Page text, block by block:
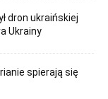
dron ukraińskiej
Ukrainy
spierają się